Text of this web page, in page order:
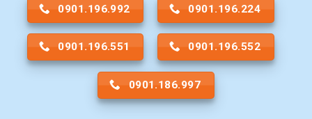
0901.196.992 0901.196.224
0901.196.551 0901.196.552
0901.186.997